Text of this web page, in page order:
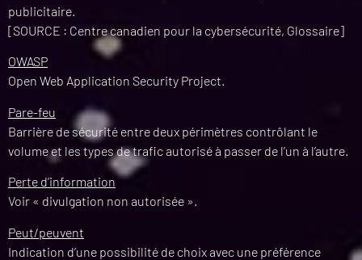
publicitaire.
[SOURCE : Centre canadien pour la cybersécurité, Glossaire]
OWASP
Open Web Application Security Project.
Pare-feu
Barrière de sécurité entre deux périmètres contrôlant le
volume et les types de trafic autorisé à passer de l’un à l’autre.
Perte d’information
Voir « divulgation non autorisée ».
Peut/peuvent
Indication d’une possibilité de choix avec une préférence